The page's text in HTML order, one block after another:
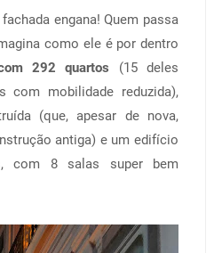
engana! Quem passa
como ele é por dentro
292 quartos (15 deles
com mobilidade reduzida),
(que, apesar de nova,
antiga) e um edifício
com 8 salas super bem